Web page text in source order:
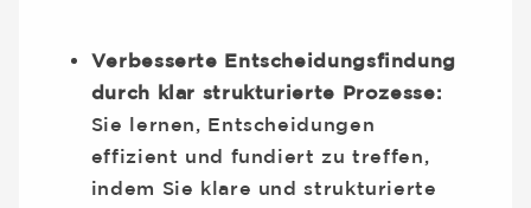
Verbesserte Entscheidungsfindung
durch klar strukturierte Prozesse:
Sie lernen, Entscheidungen
effizient und fundiert zu treffen,
indem Sie klare und strukturierte